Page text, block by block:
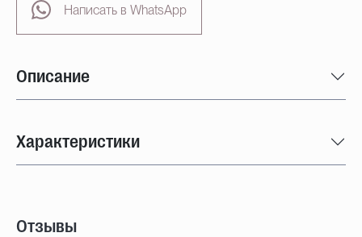
Написать в WhatsApp
Описание
Характеристики
Отзывы